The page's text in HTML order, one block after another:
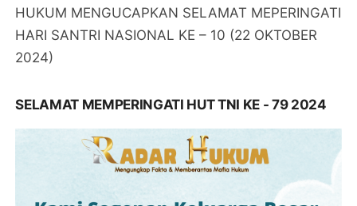
HUKUM MENGUCAPKAN SELAMAT MEPERINGATI
HARI SANTRI NASIONAL KE – 10 (22 OKTOBER
2024)
SELAMAT MEMPERINGATI HUT TNI KE - 79 2024